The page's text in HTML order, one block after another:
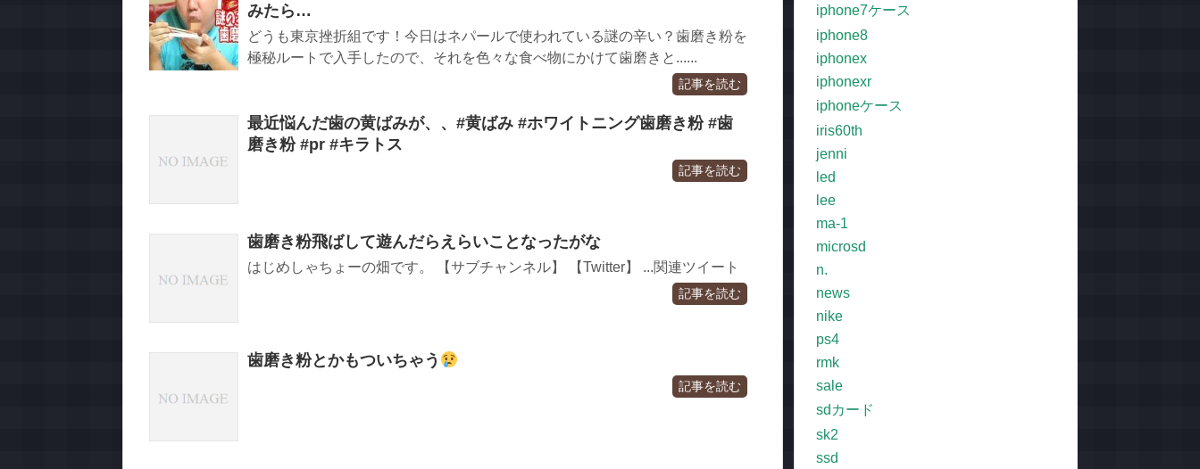
みたら…
どうも東京挫折組です！今日はネパールで使われている謎の辛い？歯磨き粉を
極秘ルートで入手したので、それを色々な食べ物にかけて歯磨きと......
記事を読む
最近悩んだ歯の黄ばみが、、#黄ばみ #ホワイトニング歯磨き粉 #歯
磨き粉 #pr #キラトス
記事を読む
歯磨き粉飛ばして遊んだらえらいことなったがな
はじめしゃちょーの畑です。 【サブチャンネル】 【Twitter】 ...関連ツイート
記事を読む
歯磨き粉とかもついちゃう
記事を読む
iphone7ケース
iphone8
iphonex
iphonexr
iphoneケース
iris60th
jenni
led
lee
ma-1
microsd
n.
news
nike
ps4
rmk
sale
sdカード
sk2
ssd